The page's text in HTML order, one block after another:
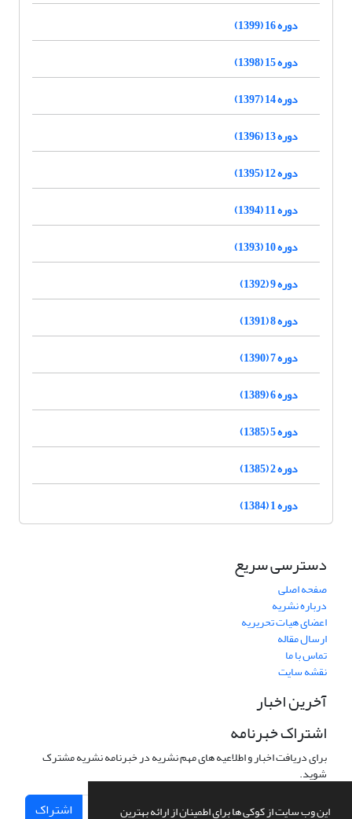
این وب سایت از کوکی ها برای اطمینان از ارائه بهترین
دوره 16 (1399)
دوره 15 (1398)
دوره 14 (1397)
دوره 13 (1396)
دوره 12 (1395)
دوره 11 (1394)
دوره 10 (1393)
دوره 9 (1392)
دوره 8 (1391)
دوره 7 (1390)
دوره 6 (1389)
دوره 5 (1385)
دوره 2 (1385)
دوره 1 (1384)
دسترسی سریع
صفحه اصلی
درباره نشریه
اعضای هیات تحریریه
ارسال مقاله
تماس با ما
نقشه سایت
آخرین اخبار
اشتراک خبرنامه
برای دریافت اخبار و اطلاعیه های مهم نشریه در خبرنامه نشریه مشترک
شوید.
اشتراک